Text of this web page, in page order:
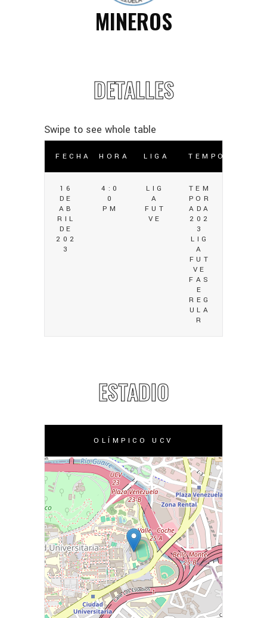
MINEROS
DETALLES
FECHA HORA LIGA TEMPORADA
16
DE
AB
RIL
DE
202
3
4:0
0
PM
LIG
A
FUT
VE
TEM
POR
ADA
202
3
LIG
A
FUT
VE
FAS
E
REG
ULA
R
ESTADIO
OLÍMPICO UCV